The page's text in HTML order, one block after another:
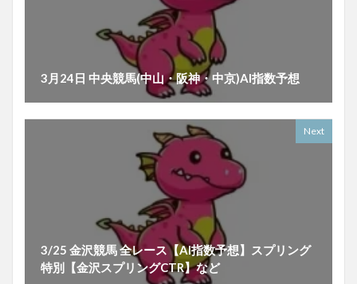
3月24日 中央競馬(中山・阪神・中京)AI指数予想
Next
3/25 金沢競馬 全レース【AI指数予想】スプリング
特別【金沢スプリングCTR】など